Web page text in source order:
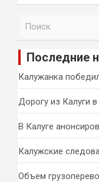
и
Последние
Калужанка
Дорогу из Калуги
В Калуге
Калужские
Объем